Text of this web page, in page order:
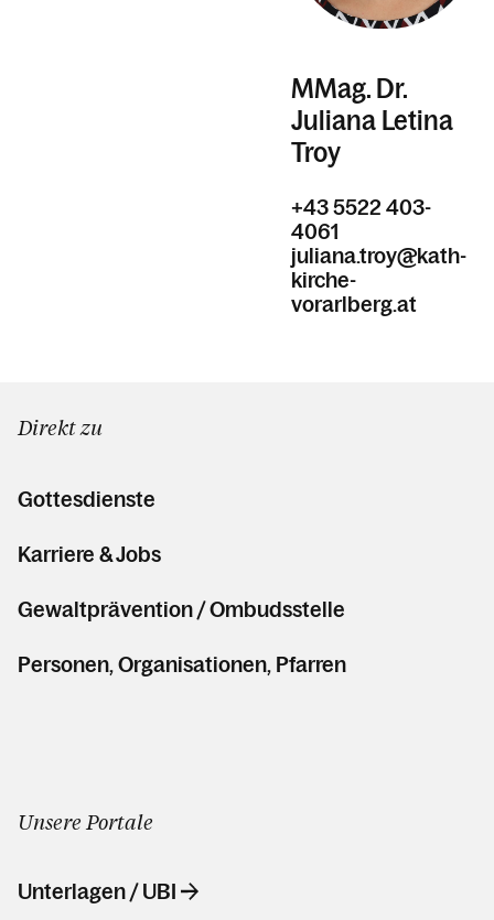
MMag. Dr.
Juliana Letina
Troy
+43 5522 403-
4061
juliana.troy@kath-
kirche-
vorarlberg.at
Direkt zu
Gottesdienste
Karriere & Jobs
Gewaltprävention / Ombudsstelle
Personen, Organisationen, Pfarren
Unsere Portale
Unterlagen / UBI